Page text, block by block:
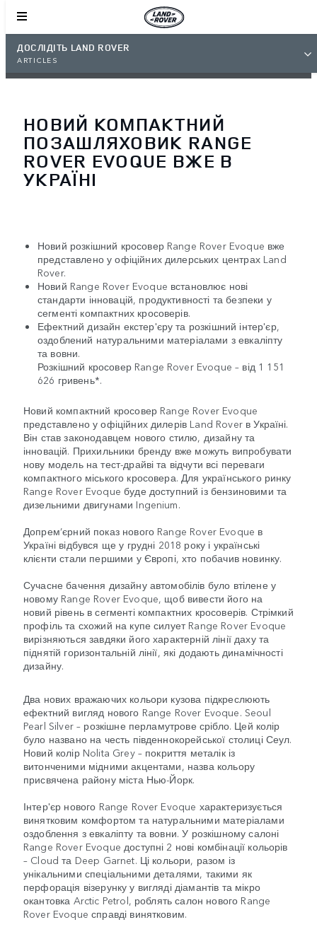
ДОСЛІДІТЬ LAND ROVER
ARTICLES
НОВИЙ КОМПАКТНИЙ
ПОЗАШЛЯХОВИК RANGE
ROVER EVOQUE ВЖЕ В
УКРАЇНІ
Новий розкішний кросовер Range Rover Evoque вже
представлено у офіційних дилерських центрах Land
Rover.
Новий Range Rover Evoque встановлює нові
стандарти інновацій, продуктивності та безпеки у
сегменті компактних кросоверів.
Ефектний дизайн екстер'єру та розкішний інтер'єр,
оздоблений натуральними матеріалами з евкаліпту
та вовни.
Розкішний кросовер Range Rover Evoque – від 1 151
626 гривень*.
Новий компактний кросовер Range Rover Evoque
представлено у офіційних дилерів Land Rover в Україні.
Він став законодавцем нового стилю, дизайну та
інновацій. Прихильники бренду вже можуть випробувати
нову модель на тест-драйві та відчути всі переваги
компактного міського кросовера. Для українського ринку
Range Rover Evoque буде доступний із бензиновими та
дизельними двигунами Ingenium.
Допрем’єрний показ нового Range Rover Evoque в
Україні відбувся ще у грудні 2018 року і українські
клієнти стали першими у Європі, хто побачив новинку.
Сучасне бачення дизайну автомобілів було втілене у
новому Range Rover Evoque, щоб вивести його на
новий рівень в сегменті компактних кросоверів. Стрімкий
профіль та схожий на купе силует Range Rover Evoque
вирізняються завдяки його характерній лінії даху та
піднятій горизонтальній лінії, які додають динамічності
дизайну.
Два нових вражаючих кольори кузова підкреслюють
ефектний вигляд нового Range Rover Evoque. Seoul
Pearl Silver – розкішне перламутрове срібло. Цей колір
було названо на честь південнокорейської столиці Сеул.
Новий колір Nolita Grey – покриття металік із
витонченими мідними акцентами, назва кольору
присвячена району міста Нью-Йорк.
Інтер'єр нового Range Rover Evoque характеризується
винятковим комфортом та натуральними матеріалами
оздоблення з евкаліпту та вовни. У розкішному салоні
Range Rover Evoque доступні 2 нові комбінації кольорів
– Cloud та Deep Garnet. Ці кольори, разом із
унікальними спеціальними деталями, такими як
перфорація візерунку у вигляді діамантів та мікро
окантовка Arctic Petrol, роблять салон нового Range
Rover Evoque справді винятковим.